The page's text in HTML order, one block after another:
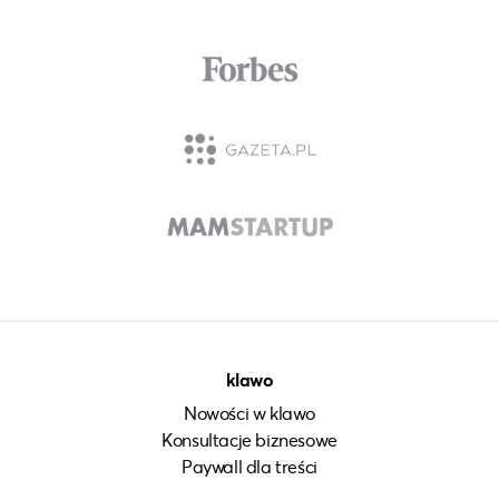
klawo
Nowości w klawo
Konsultacje biznesowe
Paywall dla treści